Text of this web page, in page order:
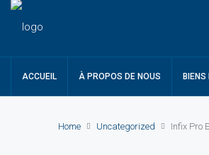
ACCUEIL À PROPOS DE NOUS
Home Uncategorized Infix Pro